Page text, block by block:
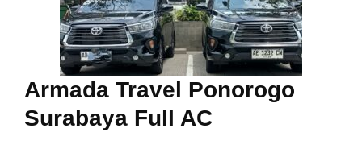
Armada Travel Ponorogo
Surabaya Full AC